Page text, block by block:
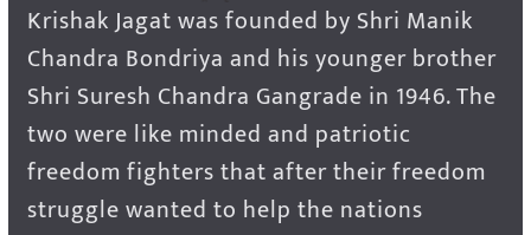
Krishak Jagat was founded by Shri Manik
Chandra Bondriya and his younger brother
Shri Suresh Chandra Gangrade in 1946. The
two were like minded and patriotic
freedom fighters that after their freedom
struggle wanted to help the nations